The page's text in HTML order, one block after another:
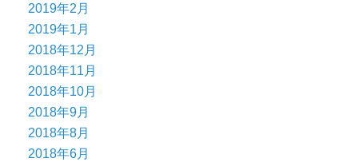
2019年2月
2019年1月
2018年12月
2018年11月
2018年10月
2018年9月
2018年8月
2018年6月